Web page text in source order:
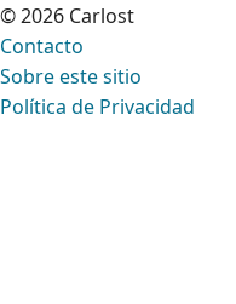
© 2026 Carlost
Contacto
Sobre este sitio
Política de Privacidad